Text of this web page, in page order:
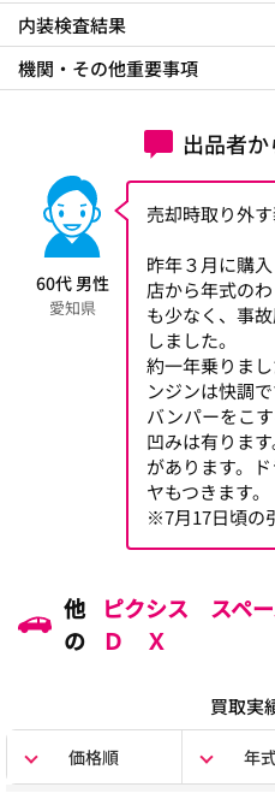
内装検査結果
機関・その他重要事項
出品者
60代 男性
愛知県
売却時取り外
昨年３月に購
店から年式の
も少なく、事
しました。
約一年乗りま
ンジンは快調で
バンパーをこ
凹みは有りま
があります。
ヤもつきます。
※7月17日頃の
他
の
ピクシス スペ
Ｄ Ｘ
買取実
価格順 年